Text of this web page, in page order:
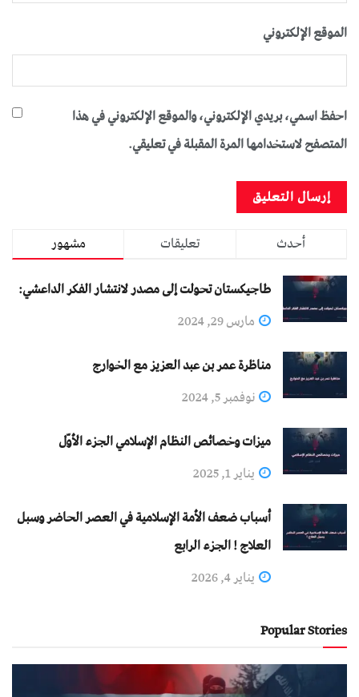
الموقع الإلكتروني
احفظ اسمي، بريدي الإلكتروني، والموقع الإلكتروني في هذا
المتصفح لاستخدامها المرة المقبلة في تعليقي.
مشهور تعليقات
أحدث
طاجيكستان تحولت إلى مصدر لانتشار الفكر الداعشي:
مارس 29, 2024
مناظرة عمر بن عبد العزيز مع الخوارج
نوفمبر 5, 2024
ميزات وخصائص النظام الإسلامي الجزء الأوّل
يناير 1, 2025
أسباب ضعف الأمة الإسلامية في العصر الحاضر وسبل
العلاج ! الجزء الرابع
يناير 4, 2026
Popular Stories